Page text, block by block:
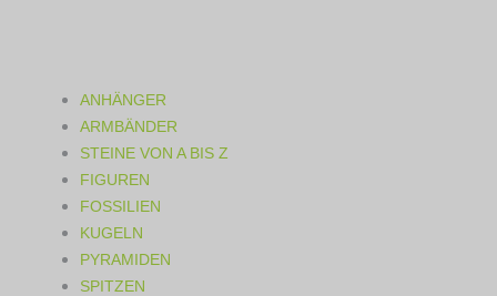
ANHÄNGER
ARMBÄNDER
STEINE VON A BIS Z
FIGUREN
FOSSILIEN
KUGELN
PYRAMIDEN
SPITZEN